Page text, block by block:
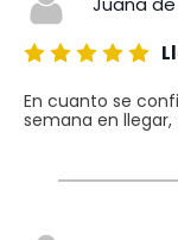
En cuanto se
semana en